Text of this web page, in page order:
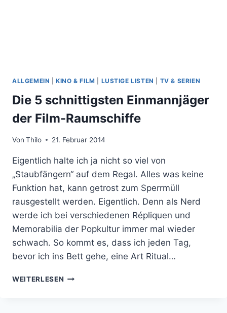
ALLGEMEIN |KINO & FILM LUSTIGE LISTEN TV & SERIEN
Die 5 schnittigsten Einmannjäger
der Film-Raumschiffe
Von Thilo 21. Februar 2014
Eigentlich halte ich ja nicht so viel von
„Staubfängern“ auf dem Regal. Alles was keine
Funktion hat, kann getrost zum Sperrmüll
rausgestellt werden. Eigentlich. Denn als Nerd
werde ich bei verschiedenen Répliquen und
Memorabilia der Popkultur immer mal wieder
schwach. So kommt es, dass ich jeden Tag,
bevor ich ins Bett gehe, eine Art Ritual…
WEITERLESEN DIE